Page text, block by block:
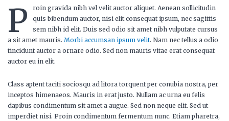
P
roin gravida nibh vel velit auctor aliquet. Aenean sollicitudin
quis bibendum auctor, nisi elit consequat ipsum, nec sagittis
sem nibh id elit. Duis sed odio sit amet nibh vulputate cursus
a sit amet mauris. Morbi accumsan ipsum velit. Nam nec tellus a odio
tincidunt auctor a ornare odio. Sed non mauris vitae erat consequat
auctor eu in elit.
Class aptent taciti sociosqu ad litora torquent per conubia nostra, per
inceptos himenaeos. Mauris in erat justo. Nullam ac urna eu felis
dapibus condimentum sit amet a augue. Sed non neque elit. Sed ut
imperdiet nisi. Proin condimentum fermentum nunc. Etiam pharetra,